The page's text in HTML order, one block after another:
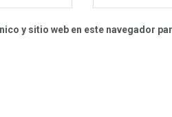
y sitio web en este navegador